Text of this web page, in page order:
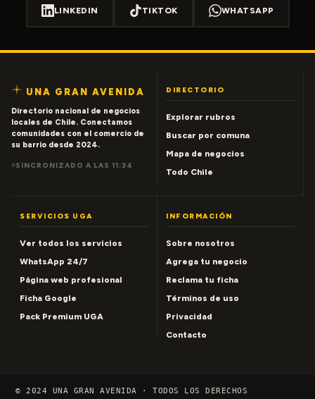
LINKEDIN TIKTOK WHATSAPP
UNA GRAN AVENIDA
Directorio nacional de negocios
locales de Chile. Conectamos
comunidades con el comercio de
su barrio desde 2024.
SINCRONIZADO A LAS 11:34
DIRECTORIO
Explorar rubros
Buscar por comuna
Mapa de negocios
Todo Chile
SERVICIOS UGA
Ver todos los servicios
WhatsApp 24/7
Página web profesional
Ficha Google
Pack Premium UGA
INFORMACIÓN
Sobre nosotros
Agrega tu negocio
Reclama tu ficha
Términos de uso
Privacidad
Contacto
© 2024 UNA GRAN AVENIDA · TODOS LOS DERECHOS